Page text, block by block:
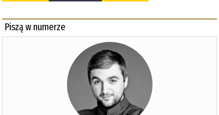
Piszą w numerze